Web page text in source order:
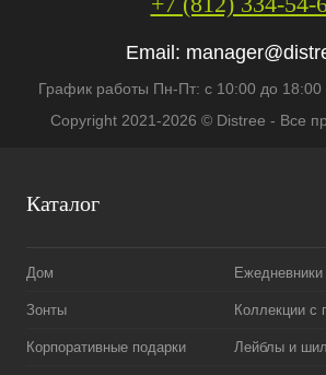
Каталог
Дом
Зонты Коллекции с
Корпоративные подарки Лейблы и
Email:
График работы Пн-Пт: с 10:00 до
Copyright 2021-2026 © Distree - Все